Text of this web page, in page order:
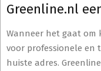
Greenline.nl
Wanneer het gaat om
voor professionele en
huiste adres.